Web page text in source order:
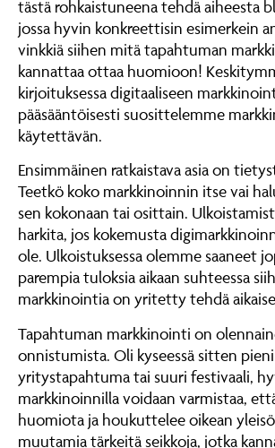
tästä rohkaistuneena tehdä aiheesta
jossa hyvin konkreettisin esimerkein
vinkkiä siihen mitä tapahtuman
kannattaa ottaa huomioon!
kirjoituksessa digitaaliseen
pääsääntöisesti suosittelemme
käytettävän.
Ensimmäinen ratkaistava asia on
Teetkö koko markkinoinnin itse vai
sen kokonaan tai osittain.
harkita, jos kokemusta
ole. Ulkoistuksessa olemme saaneet
parempia tuloksia aikaan suhteessa
markkinointia on yritetty tehdä
Tapahtuman markkinointi on
onnistumista. Oli kyseessä sitten pieni
yritystapahtuma tai suuri festivaali,
markkinoinnilla voidaan varmistaa,
huomiota ja houkuttelee oikean
muutamia tärkeitä seikkoja, jotka